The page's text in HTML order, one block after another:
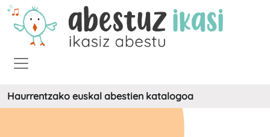
Haurrentzako euskal abestien katalogoa